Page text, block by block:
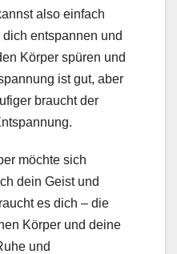
also einfach
entspannen und
Körper spüren und
ist gut, aber
braucht der
möchte sich
dein Geist und
es dich – die
Körper und deine
und